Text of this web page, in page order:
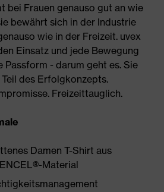
bei Frauen genauso gut an wie
bewährt sich in der Industrie
wie in der Freizeit. uvex
Einsatz und jede Bewegung
Passform - darum geht es. Sie
des Erfolgkonzepts.
Freizeittauglich.
Damen T-Shirt aus
Material